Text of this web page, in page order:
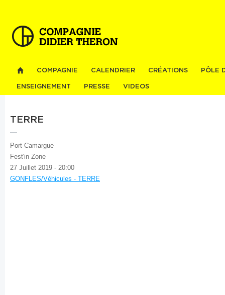
COMPAGNIE CALENDRIER CRÉATIONS PÔLE
ENSEIGNEMENT PRESSE VIDEOS
TERRE
Port Camargue
Fest'in Zone
27 Juillet 2019 - 20:00
GONFLES/Véhicules - TERRE